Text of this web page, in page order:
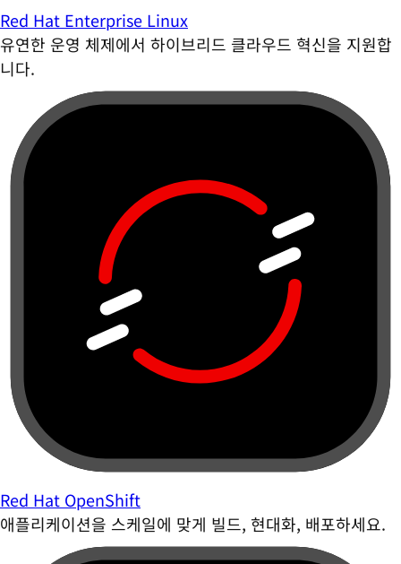
Red Hat Enterprise Linux
유연한 운영 체제에서 하이브리드 클라우드 혁신을 지원합
니다.
Red Hat OpenShift
애플리케이션을 스케일에 맞게 빌드, 현대화, 배포하세요.